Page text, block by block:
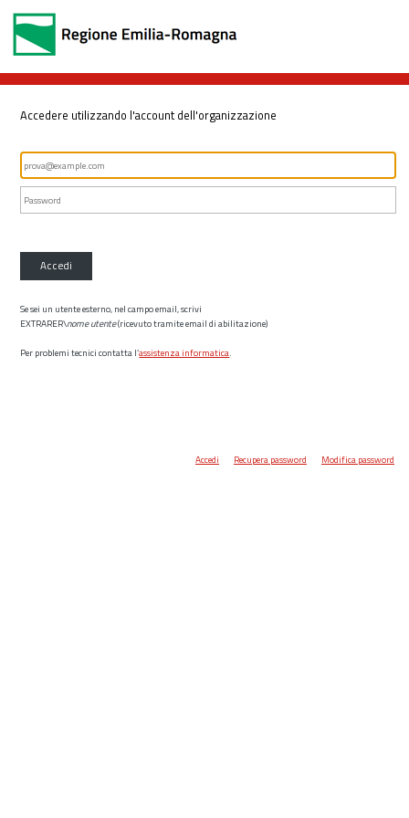
Accedere utilizzando l'account dell'organizzazione
Accedi
Se sei un utente esterno, nel campo email, scrivi
EXTRARER\nome utente(ricevuto tramite email di abilitazione)
Per problemi tecnici contatta l’assistenza informatica.
Accedi Recupera password Modifica password